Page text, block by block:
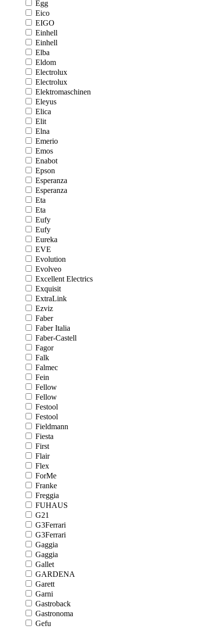
Egg
Eico
EIGO
Einhell
Einhell
Elba
Eldom
Electrolux
Electrolux
Elektromaschinen
Eleyus
Elica
Elit
Elna
Emerio
Emos
Enabot
Epson
Esperanza
Esperanza
Eta
Eta
Eufy
Eufy
Eureka
EVE
Evolution
Evolveo
Excellent Electrics
Exquisit
ExtraLink
Ezviz
Faber
Faber Italia
Faber-Castell
Fagor
Falk
Falmec
Fein
Fellow
Fellow
Festool
Festool
Fieldmann
Fiesta
First
Flair
Flex
ForMe
Franke
Freggia
FUHAUS
G21
G3Ferrari
G3Ferrari
Gaggia
Gaggia
Gallet
GARDENA
Garett
Garni
Gastroback
Gastronoma
Gefu